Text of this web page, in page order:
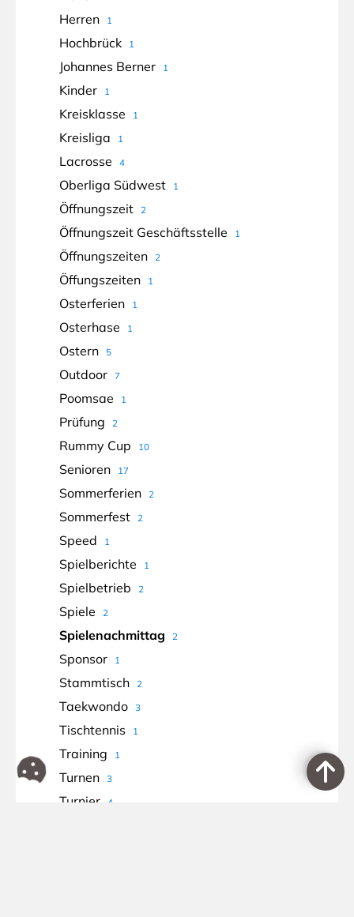
Herren 1
Hochbrück 1
Johannes Berner 1
Kinder 1
Kreisklasse 1
Kreisliga 1
Lacrosse 4
Oberliga Südwest 1
Öffnungszeit 2
Öffnungszeit Geschäftsstelle 1
Öffnungszeiten 2
Öffungszeiten 1
Osterferien 1
Osterhase 1
Ostern 5
Outdoor 7
Poomsae 1
Prüfung 2
Rummy Cup 10
Senioren 17
Sommerferien 2
Sommerfest 2
Speed 1
Spielberichte 1
Spielbetrieb 2
Spiele 2
Spielenachmittag 2
Sponsor 1
Stammtisch 2
Taekwondo 3
Tischtennis 1
Training 1
Turnen 3
Turnier 4